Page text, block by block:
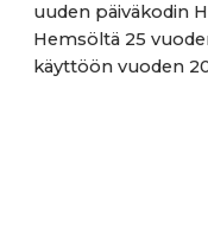
uuden päiväkodin
Hemsöltä 25
käyttöön vuoden